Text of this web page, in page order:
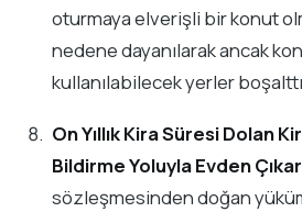
oturmaya elverişli bir konut
nedene dayanılarak ancak
kullanılabilecek yerler
On Yıllık Kira Süresi Dolan
Bildirme Yoluyla Evden
sözleşmesinden doğan